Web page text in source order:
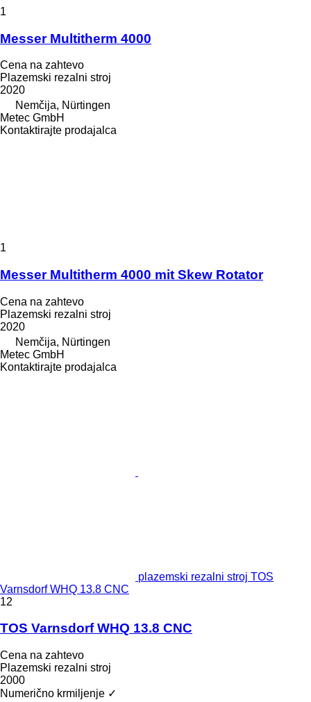
1
Messer Multitherm 4000
Cena na zahtevo
Plazemski rezalni stroj
2020
Nemčija, Nürtingen
Metec GmbH
Kontaktirajte prodajalca
1
Messer Multitherm 4000 mit Skew Rotator
Cena na zahtevo
Plazemski rezalni stroj
2020
Nemčija, Nürtingen
Metec GmbH
Kontaktirajte prodajalca
plazemski rezalni stroj TOS
Varnsdorf WHQ 13.8 CNC
12
TOS Varnsdorf WHQ 13.8 CNC
Cena na zahtevo
Plazemski rezalni stroj
2000
Numerično krmiljenje ✓